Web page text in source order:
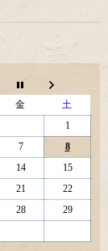
金
土
1
7
8
14
15
21
22
28
29